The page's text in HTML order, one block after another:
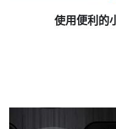
使用便利的